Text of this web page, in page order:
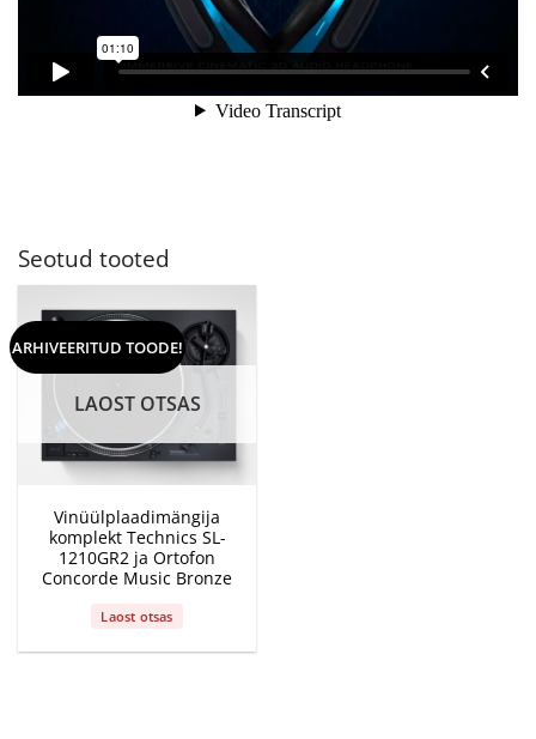
Seotud tooted
ARHIVEERITUD TOODE!
LAOST OTSAS
Vinüülplaadimängija
komplekt Technics SL-
1210GR2 ja Ortofon
Concorde Music Bronze
Laost otsas